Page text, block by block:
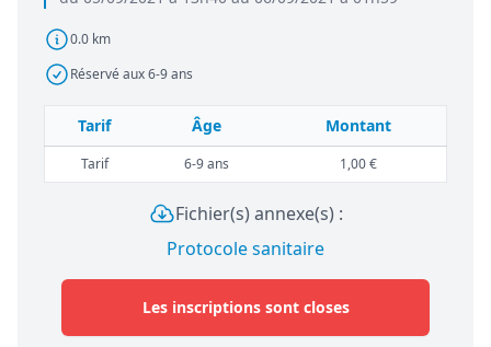
0.0 km
Réservé aux 6-9 ans
Tarif Âge Montant
Tarif 6-9 ans 1,00 €
Fichier(s) annexe(s) :
Protocole sanitaire
Les inscriptions sont closes